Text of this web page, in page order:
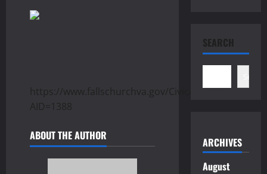
https://www.fallschurchva.gov/CivicAlerts.aspx?
AID=1388
ABOUT THE AUTHOR
SEARCH
Search
ARCHIVES
August